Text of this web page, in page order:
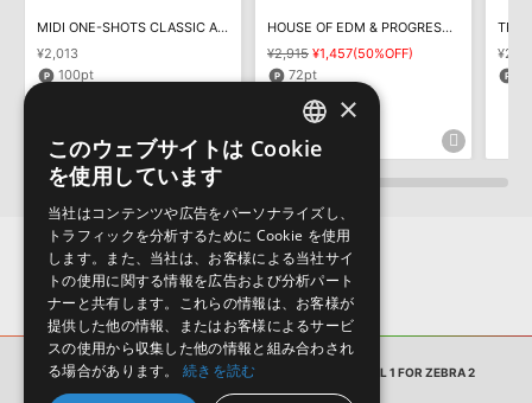
保証するものではありません。
ダウンロード製品という性質上、一切の返品・返金はお受け付け致
しかねます。
MIDI ONE-SHOTS CLASSIC AMBIENT TRANCE
¥2,013
100pt
HOUSE OF EDM & PROGRESSIVE TRANCE FOR ZEBRA 2
¥2,915 ¥1,457(50%OFF)
72pt
サンプルパック FUTURE TRANCE ANTHEMS VOL 1 FOR ZEBRA 2
ENGLISH
×
このウェブサイトは Cookie
を使用しています
当社はコンテンツや広告をパーソナライズし、
トラフィックを分析するために Cookie を使用
します。また、当社は、お客様による当社サイ
トの使用に関する情報を広告および分析パート
ナーと共有します。これらの情報は、お客様が
提供した他の情報、またはお客様によるサービ
スの使用から収集した他の情報と組み合わされ
る場合があります。
続きを読む